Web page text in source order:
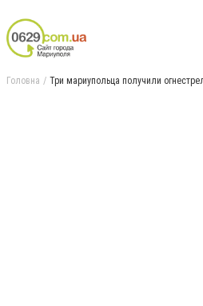
Головна Три мариупольца получили